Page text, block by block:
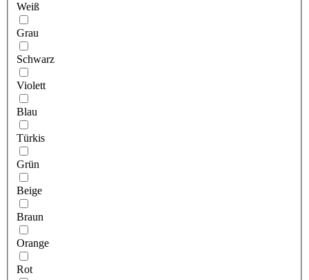
Weiß
Grau
Schwarz
Violett
Blau
Türkis
Grün
Beige
Braun
Orange
Rot